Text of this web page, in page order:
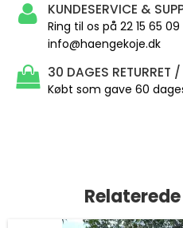
KUNDESERVICE &
Ring til os på 22 15 65
info@haengekoje.dk
30 DAGES RETURRET /
Købt som gave 60